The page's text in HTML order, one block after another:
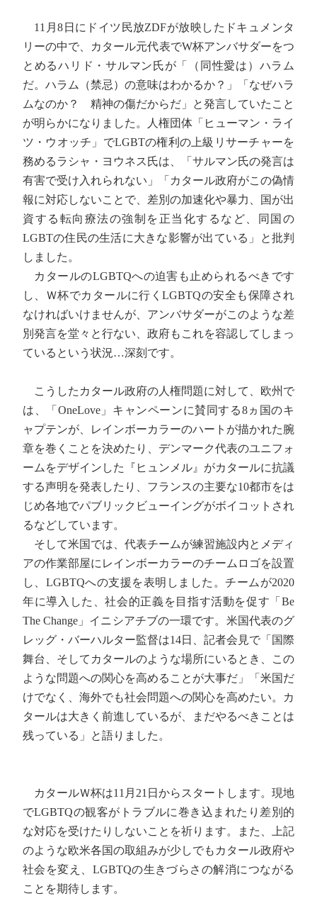
11月8日にドイツ民放ZDFが放映したドキュメンタ
リーの中で、カタール元代表でW杯アンバサダーをつ
とめるハリド・サルマン氏が「（同性愛は）ハラム
だ。ハラム（禁忌）の意味はわかるか？」「なぜハラ
ムなのか？ 精神の傷だからだ」と発言していたこと
が明らかになりました。人権団体「ヒューマン・ライ
ツ・ウオッチ」でLGBTの権利の上級リサーチャーを
務めるラシャ・ヨウネス氏は、「サルマン氏の発言は
有害で受け入れられない」「カタール政府がこの偽情
報に対応しないことで、差別の加速化や暴力、国が出
資する転向療法の強制を正当化するなど、同国の
LGBTの住民の生活に大きな影響が出ている」と批判
しました。
カタールのLGBTQへの迫害も止められるべきです
し、Ｗ杯でカタールに行くLGBTQの安全も保障され
なければいけませんが、アンバサダーがこのような差
別発言を堂々と行ない、政府もこれを容認してしまっ
ているという状況…深刻です。
こうしたカタール政府の人権問題に対して、欧州で
は、「OneLove」キャンペーンに賛同する8ヵ国のキ
ャプテンが、レインボーカラーのハートが描かれた腕
章を巻くことを決めたり、デンマーク代表のユニフォ
ームをデザインした『ヒュンメル』がカタールに抗議
する声明を発表したり、フランスの主要な10都市をは
じめ各地でパブリックビューイングがボイコットされ
るなどしています。
そして米国では、代表チームが練習施設内とメディ
アの作業部屋にレインボーカラーのチームロゴを設置
し、LGBTQへの支援を表明しました。チームが2020
年に導入した、社会的正義を目指す活動を促す「Be
The Change」イニシアチブの一環です。米国代表のグ
レッグ・バーハルター監督は14日、記者会見で「国際
舞台、そしてカタールのような場所にいるとき、この
ような問題への関心を高めることが大事だ」「米国だ
けでなく、海外でも社会問題への関心を高めたい。カ
タールは大きく前進しているが、まだやるべきことは
残っている」と語りました。
カタールＷ杯は11月21日からスタートします。現地
でLGBTQの観客がトラブルに巻き込まれたり差別的
な対応を受けたりしないことを祈ります。また、上記
のような欧米各国の取組みが少しでもカタール政府や
社会を変え、LGBTQの生きづらさの解消につながる
ことを期待します。